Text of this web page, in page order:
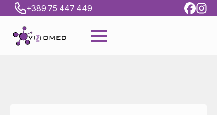
+389 75 447 449